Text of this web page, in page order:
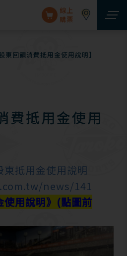
線上
購票
股東回饋消費抵用金使用說明】
費抵用金使用
抵用金使用說明
news/141
使用說明》(點圖前